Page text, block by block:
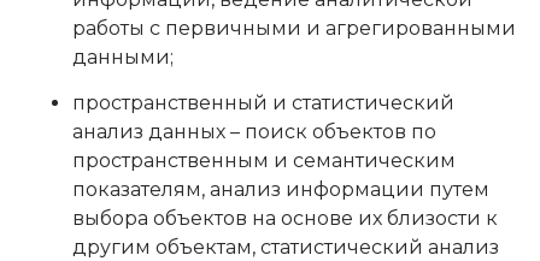
работы с первичными и агрегированными
данными;
пространственный и статистический
анализ данных – поиск объектов по
пространственным и семантическим
показателям, анализ информации путем
выбора объектов на основе их близости к
другим объектам, статистический анализ